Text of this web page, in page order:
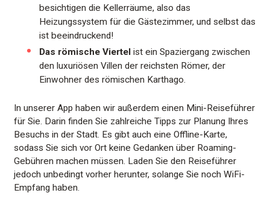
besichtigen die Kellerräume, also das
Heizungssystem für die Gästezimmer, und selbst das
ist beeindruckend!
Das römische Viertel ist ein Spaziergang zwischen
den luxuriösen Villen der reichsten Römer, der
Einwohner des römischen Karthago.
In unserer App haben wir außerdem einen Mini-Reiseführer
für Sie. Darin finden Sie zahlreiche Tipps zur Planung Ihres
Besuchs in der Stadt. Es gibt auch eine Offline-Karte,
sodass Sie sich vor Ort keine Gedanken über Roaming-
Gebühren machen müssen. Laden Sie den Reiseführer
jedoch unbedingt vorher herunter, solange Sie noch WiFi-
Empfang haben.